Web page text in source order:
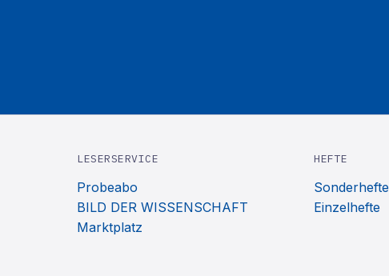
LESERSERVICE
Probeabo
BILD DER WISSENSCHAFT
Marktplatz
HEFTE
Sonderhefte
Einzelhefte